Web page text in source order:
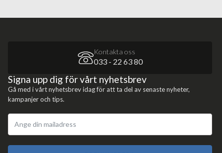
Kontakta oss
033 - 22 63 80
Signa upp dig för vårt nyhetsbrev
Gå med i vårt nyhetsbrev idag för att ta del av senaste nyheter,
kampanjer och tips.